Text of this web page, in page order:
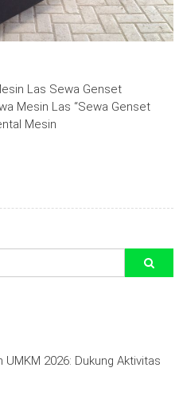
Las Sewa Genset
Mesin Las “Sewa Genset
Mesin
2026: Dukung Aktivitas